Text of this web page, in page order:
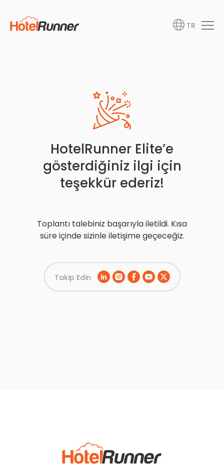
TR
HotelRunner Elite’e
gösterdiğiniz ilgi için
teşekkür ederiz!
Toplantı talebiniz başarıyla iletildi. Kısa
süre içinde sizinle iletişime geçeceğiz.
Takip Edin